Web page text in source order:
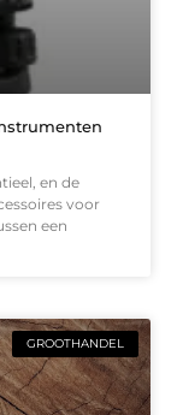
en de
voor
een
GROOTHANDEL